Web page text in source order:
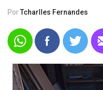
PorTcharlles Fernandes